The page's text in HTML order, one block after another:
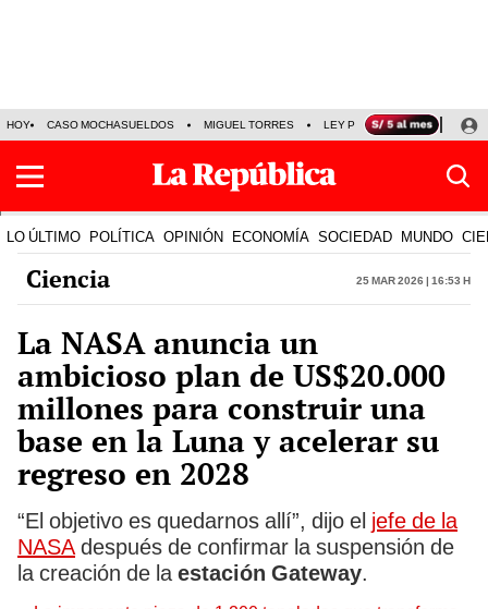
HOY CASO MOCHASUELDOS MIGUEL TORRES LEY PULPÍN PRECIO DEL
LO ÚLTIMO POLÍTICA OPINIÓN ECONOMÍA SOCIEDAD MUNDO
Ciencia 25 Mar 2026 | 16:53 h
La NASA anuncia un
ambicioso plan de US$20.000
millones para construir una
base en la Luna y acelerar su
regreso en 2028
“El objetivo es quedarnos allí”, dijo el jefe de la
NASAdespués de confirmar la suspensión de
la creación de la estación Gateway.